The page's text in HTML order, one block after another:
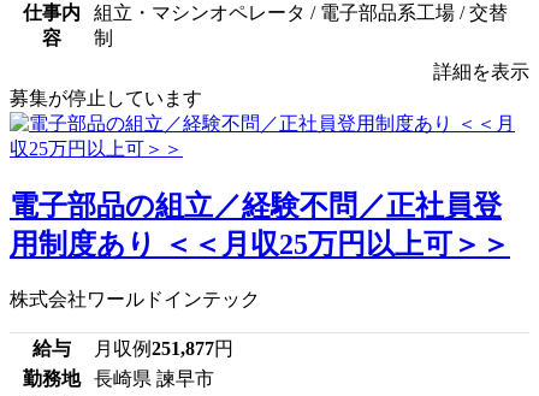
仕事内
容
組立・マシンオペレータ / 電子部品系工場 / 交替
制
詳細を表示
募集が停止しています
電子部品の組立／経験不問／正社員登
用制度あり ＜＜月収25万円以上可＞＞
株式会社ワールドインテック
給与 月収例251,877円
勤務地
長崎県 諫早市